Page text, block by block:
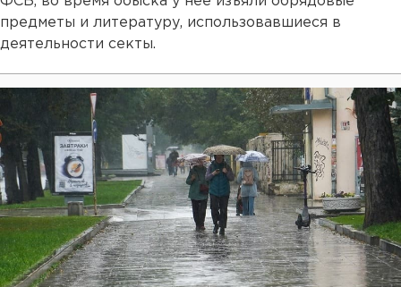
предметы и литературу, использовавшиеся в
деятельности секты.